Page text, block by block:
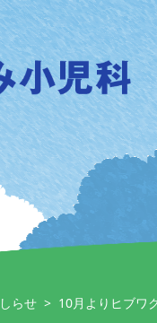
らせ > 10月よりヒブワ